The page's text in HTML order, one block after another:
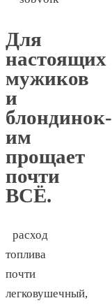
Для
настоящих
мужиков
и
блондинок-
им
прощает
почти
ВСЁ.
расход
топлива
почти
легковушечный,